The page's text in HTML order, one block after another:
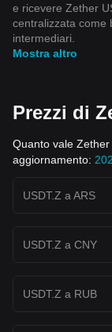
e ricevere Zether
centralizzata come
intermediari.
Mostra altro
Prezzi di
Quanto vale
aggiornamento:
USDT.Z a ARS
USDT.Z a CNY
USDT.Z a RUB